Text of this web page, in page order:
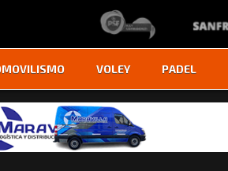
VOLEY PADEL